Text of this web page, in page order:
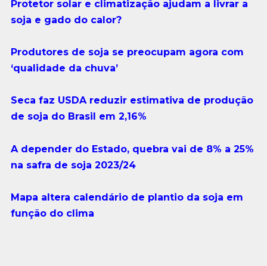
Protetor solar e climatização ajudam a livrar a
soja e gado do calor?
Produtores de soja se preocupam agora com
‘qualidade da chuva’
Seca faz USDA reduzir estimativa de produção
de soja do Brasil em 2,16%
A depender do Estado, quebra vai de 8% a 25%
na safra de soja 2023/24
Mapa altera calendário de plantio da soja em
função do clima